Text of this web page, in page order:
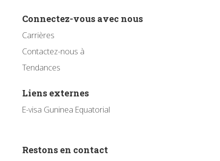
Connectez-vous avec nous
Carrières
Contactez-nous à
Tendances
Liens externes
E-visa Guninea Equatorial
Restons en contact